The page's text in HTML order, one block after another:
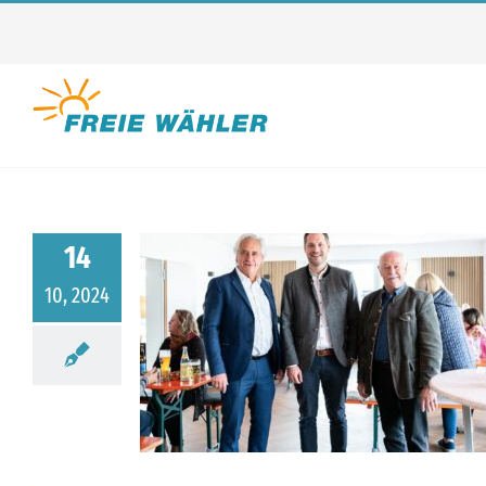
springen
14
10, 2024